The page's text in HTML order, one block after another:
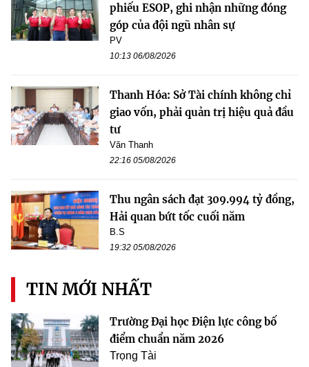
phiếu ESOP, ghi nhận những đóng
góp của đội ngũ nhân sự
PV
10:13 06/08/2026
Thanh Hóa: Sở Tài chính không chỉ
giao vốn, phải quản trị hiệu quả đầu
tư
Văn Thanh
22:16 05/08/2026
Thu ngân sách đạt 309.994 tỷ đồng,
Hải quan bứt tốc cuối năm
B.S
19:32 05/08/2026
TIN MỚI NHẤT
Trường Đại học Điện lực công bố
điểm chuẩn năm 2026
Trọng Tài